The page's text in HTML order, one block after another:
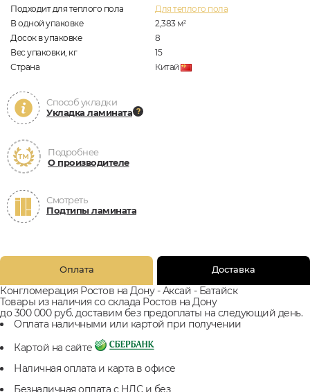
Подходит для теплого пола
Для теплого пола
В одной упаковке
2,383 м2
Досок в упаковке
8
Вес упаковки, кг
15
Страна
Китай
Способ укладки
Укладка ламината
Подробнее
О производителе
Смотреть
Подтипы ламината
Оплата Доставка
Конгломерация Ростов на Дону - Аксай - Батайск
Товары из наличия со склада Ростов на Дону
до 300 000 руб. доставим без предоплаты на следующий день.
Оплата наличными или картой при получении
Картой на сайте
Наличная оплата и карта в офисе
Безналичная оплата с НДС и без